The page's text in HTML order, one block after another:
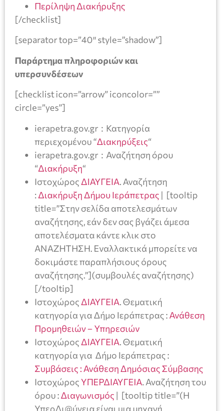
Περίληψη Διακήρυξης
[/checklist]
[separator top=”40″ style=”shadow”]
Παράρτημα πληροφοριών και
υπερσυνδέσεων
[checklist icon=”arrow” iconcolor=””
circle=”yes”]
ierapetra.gov.gr : Κατηγορία
περιεχομένου “Διακηρύξεις“
ierapetra.gov.gr : Αναζήτηση όρου
“Διακήρυξη“
Ιστοχώρος ΔΙΑΥΓΕΙΑ. Αναζήτηση
:Διακήρυξη Δήμου Ιεράπετρας | [tooltip
title=”Στην σελίδα αποτελεσμάτων
αναζήτησης, εάν δεν σας βγάζει άμεσα
αποτελέσματα κάντε κλικ στο
ΑΝΑΖΗΤΗΣΗ. Εναλλακτικά μπορείτε να
δοκιμάστε παραπλήσιους όρους
αναζήτησης.”](συμβουλές αναζήτησης)
[/tooltip]
Ιστοχώρος ΔΙΑΥΓΕΙΑ. Θεματική
κατηγορία για Δήμο Ιεράπετρας :Ανάθεση
Προμηθειών – Υπηρεσιών
Ιστοχώρος ΔΙΑΥΓΕΙΑ. Θεματική
κατηγορία για Δήμο Ιεράπετρας :
Συμβάσεις : Ανάθεση Δημόσιας Σύμβασης
ΙστοχώροςΥΠΕΡΔΙΑΥΓΕΙΑ. Αναζήτηση του
όρου :Διαγωνισμός | [tooltip title=”(Η
ΥπερΔι@ύγεια είναι μια μηχανή